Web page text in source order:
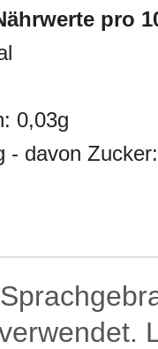
pro
0,03g
- davon